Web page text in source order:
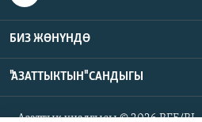
БИЗ ЖӨНҮНДӨ
"АЗАТТЫКТЫН" САНДЫГЫ
Азаттык үналгысы © 2026 RFE/